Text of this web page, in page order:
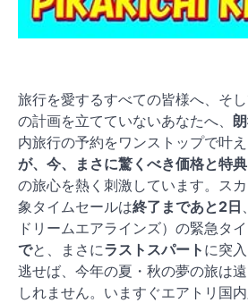
旅行を愛するすべての皆様へ、そ
の計画を立てていないあなたへ、
内旅行の予約をワンストップで叶
が、今、まさに驚くべき価格と特典
の旅心を熱く刺激しています。ス
象タイムセールは終了まであと2日
ドリームエアラインズ）の緊急タ
でと、まさにラストスパート に突
逃せば、今年の夏・秋の夢の旅は
しれません。いますぐエアトリ国